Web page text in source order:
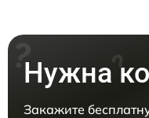
Нужна
Закажите